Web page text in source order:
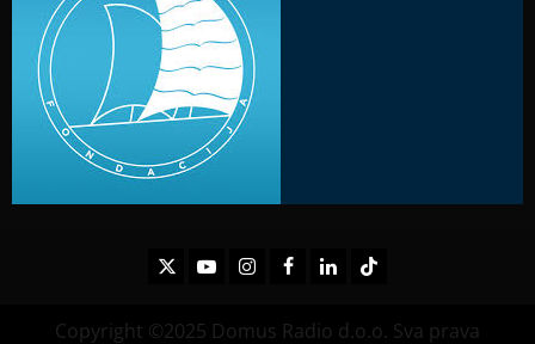
TwitterYoutubeInstagramFacebook
LinkedInTikTok
Copyright ©2025 Domus Radio d.o.o. Sva prava